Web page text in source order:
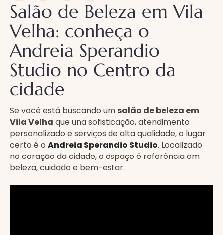
Salão de Beleza em Vila
Velha: conheça o
Andreia Sperandio
Studio no Centro da
cidade
Se você está buscando um salão de beleza em
Vila Velha que una sofisticação, atendimento
personalizado e serviços de alta qualidade, o lugar
certo é o Andreia Sperandio Studio. Localizado
no coração da cidade, o espaço é referência em
beleza, cuidado e bem-estar.